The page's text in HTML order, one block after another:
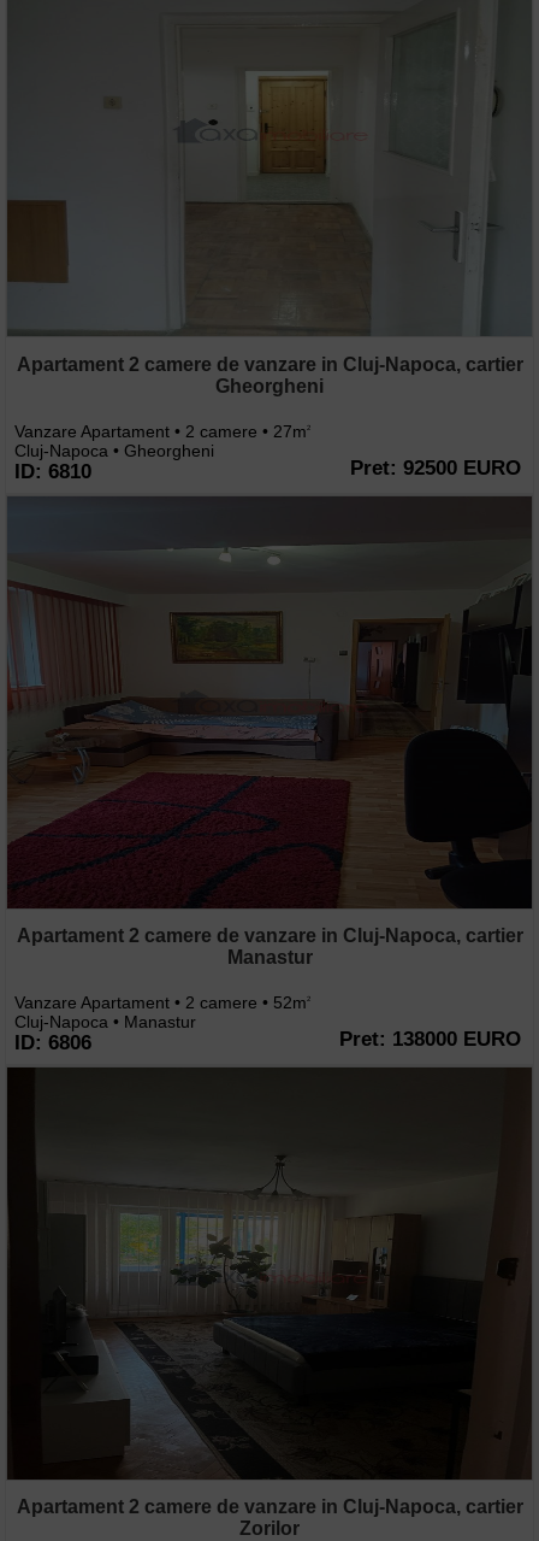
Apartament 2 camere de vanzare in Cluj-Napoca, cartier
Gheorgheni
Vanzare Apartament • 2 camere • 27m2
Cluj-Napoca • Gheorgheni
ID: 6810 Pret: 92500 EURO
Apartament 2 camere de vanzare in Cluj-Napoca, cartier
Manastur
Vanzare Apartament • 2 camere • 52m2
Cluj-Napoca • Manastur
ID: 6806 Pret: 138000 EURO
Apartament 2 camere de vanzare in Cluj-Napoca, cartier
Zorilor